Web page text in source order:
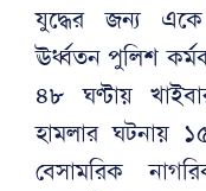
যুদ্ধের জন্য
ঊর্ধ্বতন পুলিশ
৪৮ ঘণ্টায়
হামলার ঘটনায়
বেসামরিক